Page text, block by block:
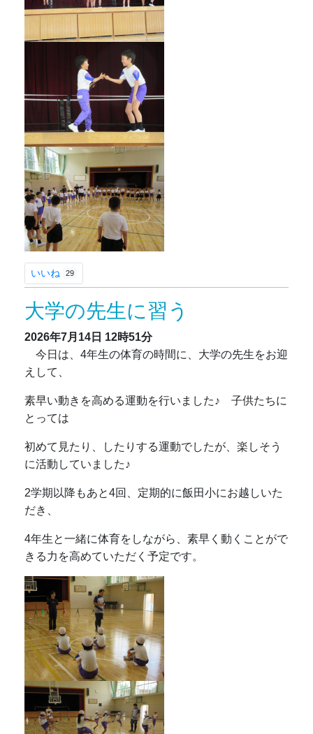
いいね 29
大学の先生に習う
2026年7月14日 12時51分
今日は、4年生の体育の時間に、大学の先生をお迎
えして、
素早い動きを高める運動を行いました♪ 子供たちに
とっては
初めて見たり、したりする運動でしたが、楽しそう
に活動していました♪
2学期以降もあと4回、定期的に飯田小にお越しいた
だき、
4年生と一緒に体育をしながら、素早く動くことがで
きる力を高めていただく予定です。